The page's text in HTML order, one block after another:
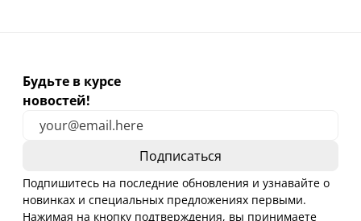
Будьте в курсе
новостей!
Подпишитесь на последние обновления и узнавайте о
новинках и специальных предложениях первыми.
Нажимая на кнопку подтверждения, вы принимаете